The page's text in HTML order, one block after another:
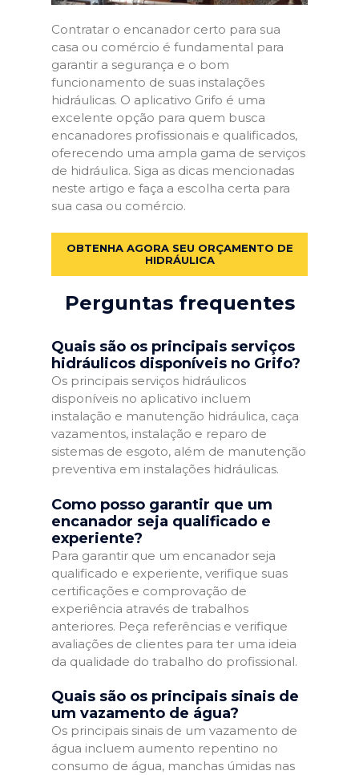
Contratar o encanador certo para sua
casa ou comércio é fundamental para
garantir a segurança e o bom
funcionamento de suas instalações
hidráulicas. O aplicativo Grifo é uma
excelente opção para quem busca
encanadores profissionais e qualificados,
oferecendo uma ampla gama de serviços
de hidráulica. Siga as dicas mencionadas
neste artigo e faça a escolha certa para
sua casa ou comércio.
OBTENHA AGORA SEU ORÇAMENTO DE
HIDRÁULICA
Perguntas frequentes
Quais são os principais serviços
hidráulicos disponíveis no Grifo?
Os principais serviços hidráulicos
disponíveis no aplicativo incluem
instalação e manutenção hidráulica, caça
vazamentos, instalação e reparo de
sistemas de esgoto, além de manutenção
preventiva em instalações hidráulicas.
Como posso garantir que um
encanador seja qualificado e
experiente?
Para garantir que um encanador seja
qualificado e experiente, verifique suas
certificações e comprovação de
experiência através de trabalhos
anteriores. Peça referências e verifique
avaliações de clientes para ter uma ideia
da qualidade do trabalho do profissional.
Quais são os principais sinais de
um vazamento de água?
Os principais sinais de um vazamento de
água incluem aumento repentino no
consumo de água, manchas úmidas nas